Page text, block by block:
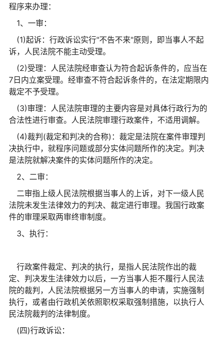
程序来办理：
1、一审：
(1)起诉：行政诉讼实行"不告不来"原则，即当事人不起
诉，人民法院不能主动受理。
(2)受理：人民法院经审查认为符合起诉条件的，应当在
7日内立案受理。经审查不符合起诉条件的，在法定期限内
裁定不予受理。
(3)审理：人民法院审理的主要内容是对具体行政行为的
合法性进行审查。人民法院审理行政案件，不适用调解。
(4)裁判(裁定和判决的合称)：裁定是法院在案件审理判
决执行中，就程序问题或部分实体问题所作的决定。判决
是法院就解决案件的实体问题所作的决定。
2、二审：
二审指上级人民法院根据当事人的上诉，对下一级人民
法院未发生法律效力的判决、裁定进行审理。我国行政案
件的审理采取两审终审制度。
3、执行：
行政案件裁定、判决的执行，是指人民法院作出的裁
定、判决发生法律效力以后，一方当事人拒不履行人民法
院的裁判，人民法院根据另一方当事人的申请，实施强制
执行，或者由行政机关依照职权采取强制措施，以执行人
民法院裁判的法律制度。
(四)行政诉讼：